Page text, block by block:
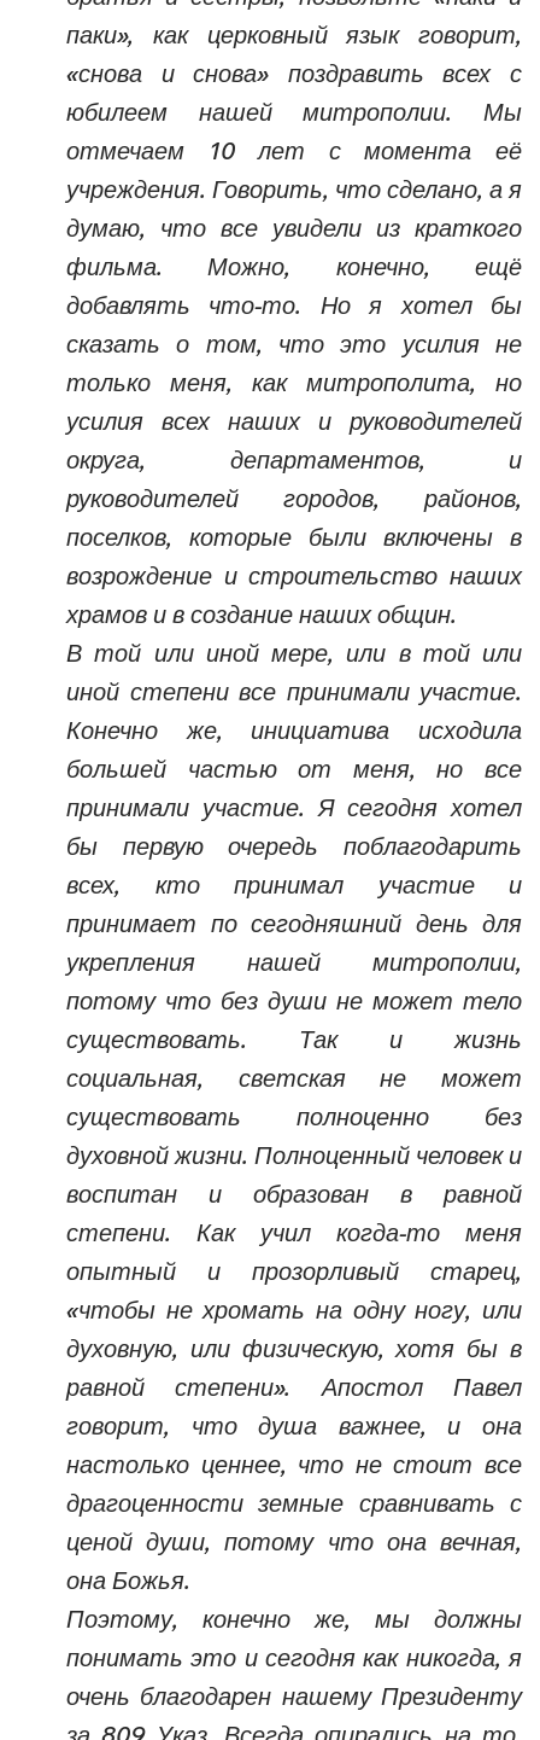
паки», как церковный язык говорит,
«снова и снова» поздравить всех с
юбилеем нашей митрополии. Мы
отмечаем 10 лет с момента её
учреждения. Говорить, что сделано, а я
думаю, что все увидели из краткого
фильма. Можно, конечно, ещё
добавлять что-то. Но я хотел бы
сказать о том, что это усилия не
только меня, как митрополита, но
усилия всех наших и руководителей
округа, департаментов, и
руководителей городов, районов,
поселков, которые были включены в
возрождение и строительство наших
храмов и в создание наших общин.
В той или иной мере, или в той или
иной степени все принимали участие.
Конечно же, инициатива исходила
большей частью от меня, но все
принимали участие. Я сегодня хотел
бы первую очередь поблагодарить
всех, кто принимал участие и
принимает по сегодняшний день для
укрепления нашей митрополии,
потому что без души не может тело
существовать. Так и жизнь
социальная, светская не может
существовать полноценно без
духовной жизни. Полноценный человек и
воспитан и образован в равной
степени. Как учил когда-то меня
опытный и прозорливый старец,
«чтобы не хромать на одну ногу, или
духовную, или физическую, хотя бы в
равной степени». Апостол Павел
говорит, что душа важнее, и она
настолько ценнее, что не стоит все
драгоценности земные сравнивать с
ценой души, потому что она вечная,
она Божья.
Поэтому, конечно же, мы должны
понимать это и сегодня как никогда, я
очень благодарен нашему Президенту